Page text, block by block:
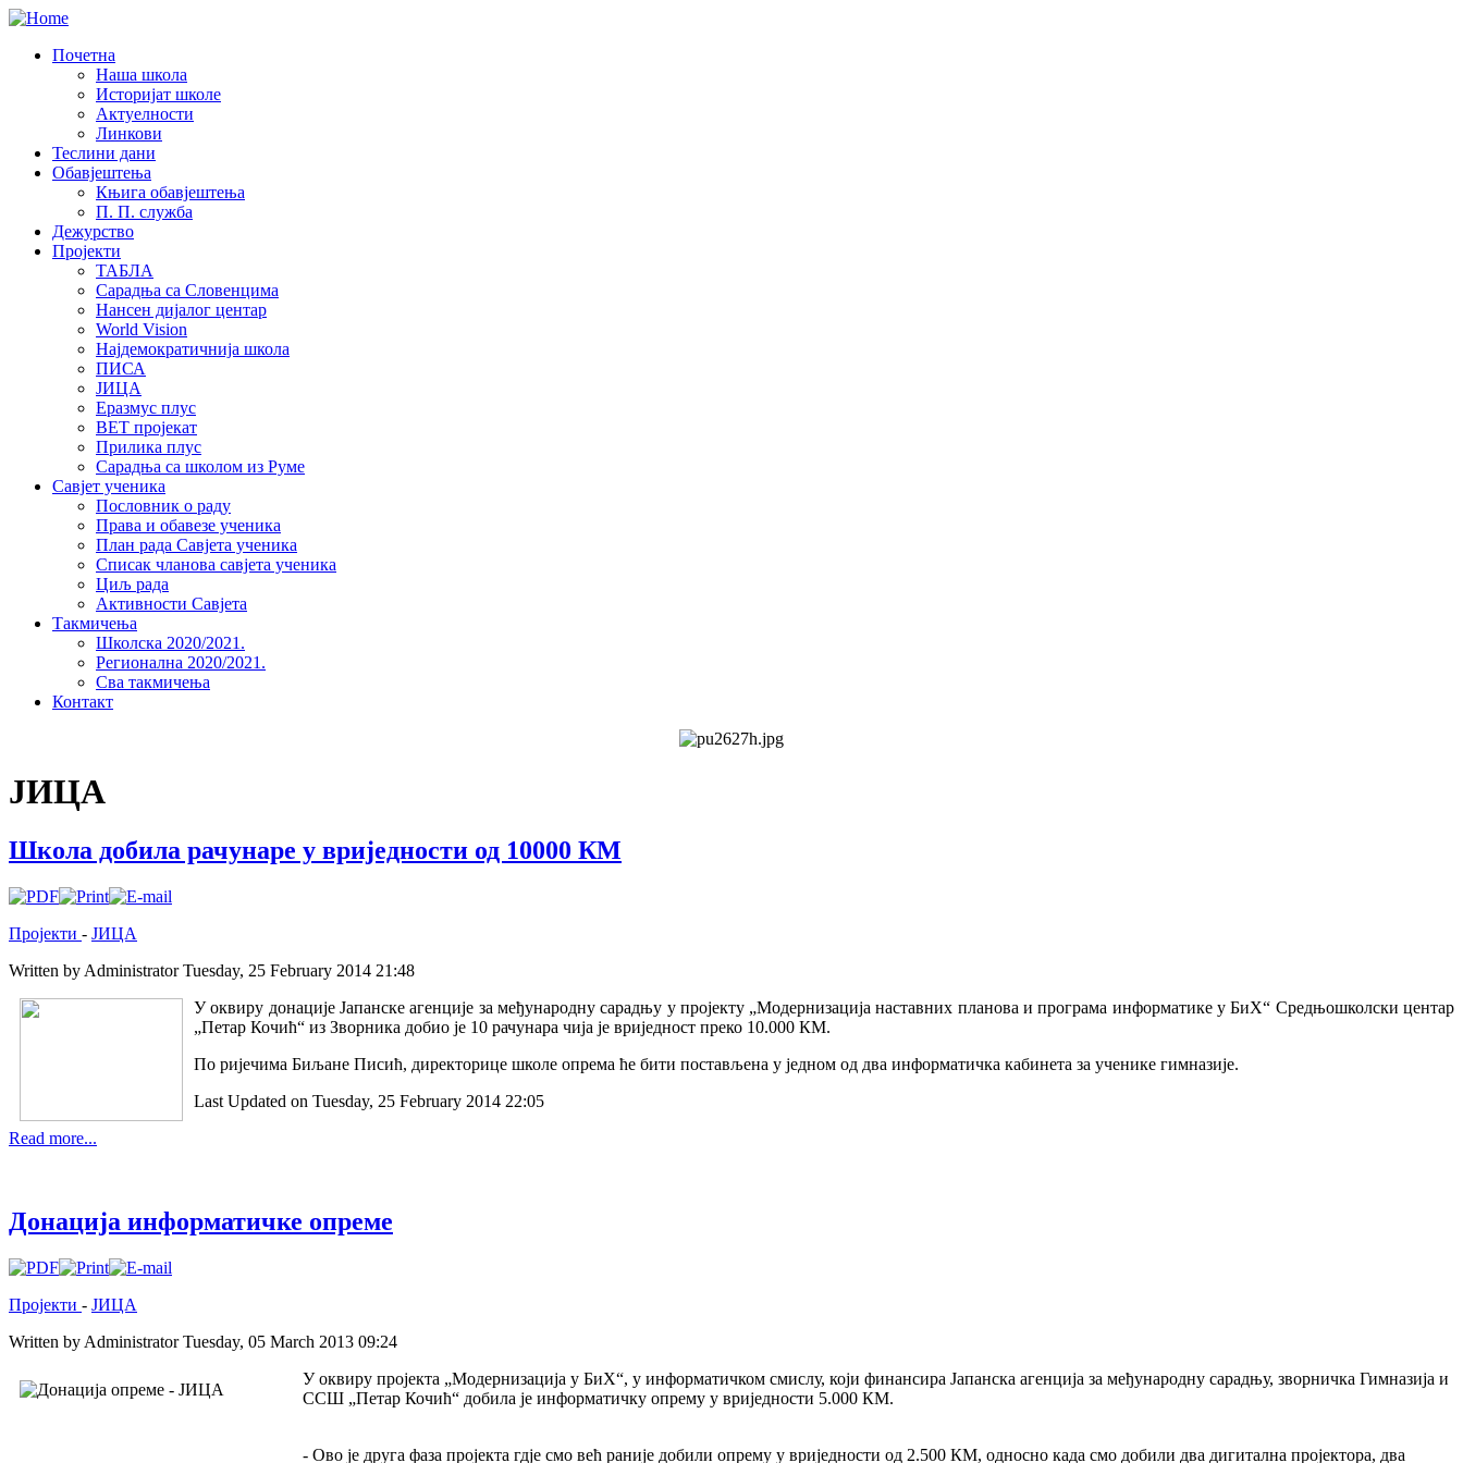
Почетна
Наша школа
Историјат школе
Актуелности
Линкови
Теслини дани
Обавјештења
Књига обавјештења
П. П. служба
Дежурство
Пројекти
ТАБЛА
Сарадња са Словенцима
Нансен дијалог центар
World Vision
Најдемократичнија школа
ПИСА
ЈИЦА
Еразмус плус
ВЕТ пројекат
Прилика плус
Сарадња са школом из Руме
Савјет ученика
Пословник о раду
Права и обавезе ученика
План рада Савјета ученика
Списак чланова савјета ученика
Циљ рада
Активности Савјета
Такмичења
Школска 2020/2021.
Регионална 2020/2021.
Сва такмичења
Контакт
ЈИЦА
Школа добила рачунаре у вриједности од 10000 КМ
Пројекти - ЈИЦА
Written by AdministratorTuesday, 25 February 2014 21:48
У оквиру донације Јапанске агенције за међународну сарадњу у пројекту „Модернизација наставних планова и програма информатике у БиХ“ Средњошколски центар
„Петар Кочић“ из Зворника добио је 10 рачунара чија је вриједност преко 10.000 КМ.
По ријечима Биљане Писић, директорице школе опрема ће бити постављена у једном од два информатичка кабинета за ученике гимназије.
Last Updated on Tuesday, 25 February 2014 22:05
Read more...
Донација информатичке опреме
Пројекти - ЈИЦА
Written by AdministratorTuesday, 05 March 2013 09:24
У оквиру пројекта „Модернизација у БиХ“, у информатичком смислу, који финансира Јапанска агенција за међународну сарадњу, зворничка Гимназија и
ССШ „Петар Кочић“ добила је информатичку опрему у вриједности 5.000 КМ.
- Ово је друга фаза пројекта гдје смо већ раније добили опрему у вриједности од 2.500 КМ, односно када смо добили два дигитална пројектора, два